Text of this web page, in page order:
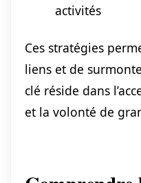
activités
Ces stratégies
liens et de
clé réside dans
et la volonté de